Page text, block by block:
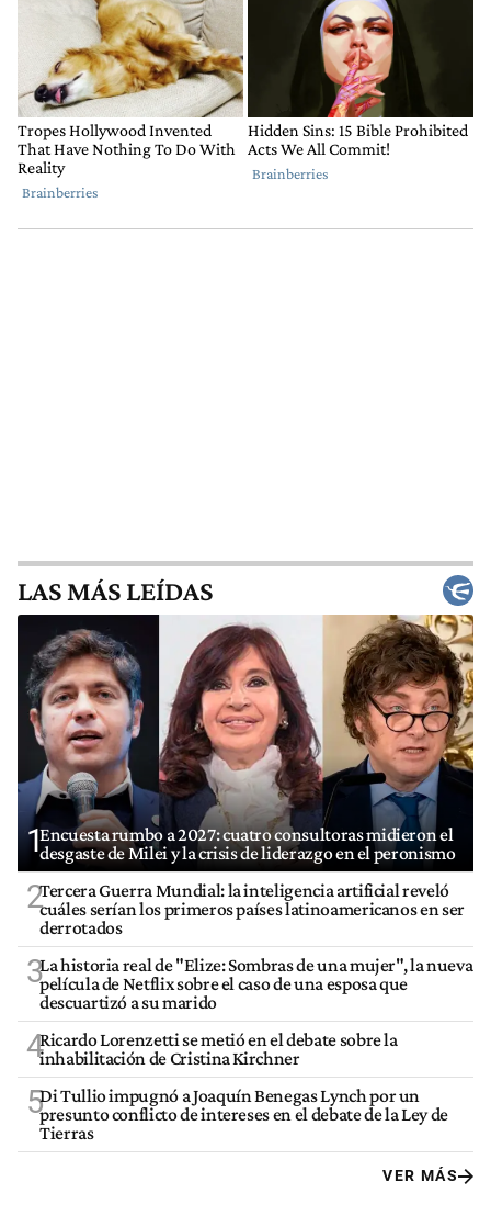
LAS MÁS LEÍDAS
1Encuesta rumbo a 2027: cuatro consultoras midieron el
desgaste de Milei y la crisis de liderazgo en el peronismo
2Tercera Guerra Mundial: la inteligencia artificial reveló
cuáles serían los primeros países latinoamericanos en ser
derrotados
3La historia real de "Elize: Sombras de una mujer", la nueva
película de Netflix sobre el caso de una esposa que
descuartizó a su marido
4Ricardo Lorenzetti se metió en el debate sobre la
inhabilitación de Cristina Kirchner
5Di Tullio impugnó a Joaquín Benegas Lynch por un
presunto conflicto de intereses en el debate de la Ley de
Tierras
VER MÁS